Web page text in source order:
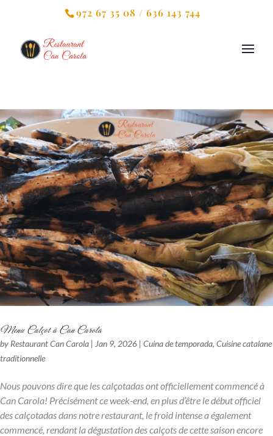
972 67 35 08 / 636 143 744
Menu Calçot à Can Carola
by Restaurant Can Carola | Jan 9, 2026 | Cuina de temporada, Cuisine catalane
traditionnelle
Nous pouvons dire que les calçotadas ont officiellement commencé à
Can Carola! Précisément ce week-end, en plus d’être le début officiel
des calçotadas dans notre restaurant, le froid intense a également
commencé, rendant la dégustation des calçots de cette saison encore